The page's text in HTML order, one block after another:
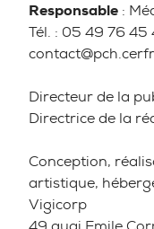
Responsable :
Tél. : 05 49 76 45
Directeur de la
Directrice de la
Conception,
artistique,
Vigicorp